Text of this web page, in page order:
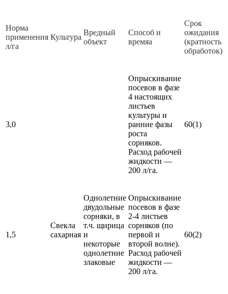
Норма
применения
л/га
Культура
Вредный
объект
Способ и
времяа
Срок
ожидания
(кратность
обработок)
3,0
Свекла
сахарная
Однолетние
двудольные
сорняки, в
т.ч. щирица
и
некоторые
однолетние
злаковые
Опрыскивание
посевов в фазе
4 настоящих
листьев
культуры и
ранние фазы
роста
сорняков.
Расход рабочей
жидкости —
200 л/га.
60(1)
1,5
Опрыскивание
посевов в фазе
2-4 листьев
сорняков (по
первой и
второй волне).
Расход рабочей
жидкости —
200 л/га.
60(2)